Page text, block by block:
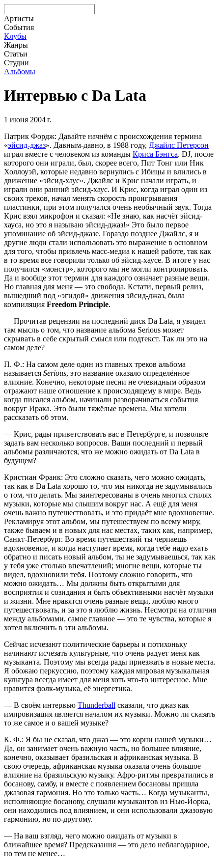
Артисты
События
Клубы
Жанры
Статьи
Студии
Альбомы
Интервью с Da Lata
1 июня 2004 г.
Патрик Фордж: Давайте начнём с происхождения термина
«эйсид-джаз». Давным-давно, в 1988 году, Джайлс Петерсон
играл вместе с человеком из команды Криса Бэнгса. DJ, после
которого они играли, был, скорее всего, Пит Тонг или Ник
Холлоуэй, которые недавно вернулись с Ибицы и влились в
движение «эйсид-хаус». Джайлс и Крис начали играть, и
играли они ранний эйсид-хаус. И Крис, когда играл один из
своих треков, начал менять скорость проигрывания
пластинки, при этом получался очень необычный звук. Тогда
Крис взял микрофон и сказал: «Не знаю, как насчёт эйсид-
хауса, но это я называю эйсид-джаз!» Это было первое
упоминание об эйсид-джазе. Гораздо позднее Джайлс, я и
другие люди стали использовать это выражение в основном
для того, чтобы привлечь масс-медиа к нашей работе, так как
в то время все говорили только об эйсид-хаусе. В итоге у нас
получился «монстр», которого мы не могли контролировать.
Да и вообще этот термин для каждого означает разные вещи.
Но главная для меня — это свобода. Кстати, первый релиз,
вышедший под «эгидой» движения эйсид-джаз, была
компиляция Freedom Principle.
— Прочитав рецензии на последний диск Da Lata, я увидел
там мысль о том, что название альбома Serious может
скрывать в себе скрытый смысл или подтекст. Так ли это на
самом деле?
П. Ф.: На самом деле один из главных треков альбома
называется Serious, это название оказало определённое
влияние. Конечно, некоторые песни не очевидным образом
отражают наше отношение к происходящему в мире. Ведь
когда писался альбом, начинали разворачиваться события
вокруг Ирака. Это были тяжёлые времена. Мы хотели
рассказать об этом.
— Крис, рады приветствовать вас в Петербурге, и позвольте
задать вам несколько вопросов. Ваши последний и первый
альбомы различаются, что же можно ожидать от Da Lata в
будущем?
Кристиан Франк: Это сложно сказать, чего можно ожидать,
так как в Da Lata хорошо то, что мы никогда не задумывались
о том, что делать. Мы заинтересованы в очень многих стилях
музыки, которые мы слышим вокруг нас. А ещё для меня
очень важно путешествовать, и это придаёт мне вдохновение.
Рекламируя этот альбом, мы путешествуем по всему миру,
также бываем и в новых для нас местах, таких как, например,
Санкт-Петербург. Во время путешествий ты черпаешь
вдохновение, и когда наступает время, когда тебе надо ехать
обратно и писать новый альбом, ты не задумываешься, так как
у тебя уже столько впечатлений; многие вещи, которые ты
видел, вдохновили тебя. Поэтому сложно говорить, что
можно ожидать… Мы должны быть открытыми для
восприятия и созидания и быть объективными насчёт музыки
и жизни. Мне нравятся очень разные вещи, люблю много
путешествовать, и за это я люблю жизнь. Несмотря на отличия
между альбомами, самое главное — это те чувства, которые я
хотел включить в эти альбомы.
Сейчас исчезают политические барьеры и потихоньку
начинают исчезать культурные, что очень радует меня как
музыканта. Поэтому мы всегда рады приезжать в новые места.
Я обожаю перкуссию, поэтому каждая мировая музыкальная
культура всегда имеет для меня хоть что-то интересное. Мне
нравится фолк-музыка, её энергетика.
— В своём интервью Thunderball сказали, что джаз как
импровизация является началом их музыки. Можно ли сказать
то же самое и о вашей музыке?
К. Ф.: Я бы не сказал, что джаз — это корни нашей музыки…
Да, он занимает очень важную часть, но большее влияние,
конечно, оказывает бразильская и африканская музыка. В
свою очередь, африканская музыка оказала очень большое
влияние на бразильскую музыку. Афро-ритмы превратились в
босанову, самбу, и вместе с появлением босановы пришла
джазовая гармония. Но это только часть… Когда музыканты,
исполняющие босанову, слушали музыкантов из Нью-Йорка,
они находились под влиянием, и они использовали джазовую
гармонию, но по-другому.
— На ваш взгляд, чего можно ожидать от музыки в
ближайшее время? Предсказания — это дело неблагодарное,
но тем не менее…